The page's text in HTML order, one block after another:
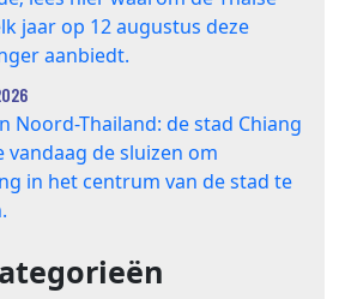
jaar op 12 augustus deze
aanbiedt.
Noord-Thailand: de stad Chiang
vandaag de sluizen om
in het centrum van de stad te